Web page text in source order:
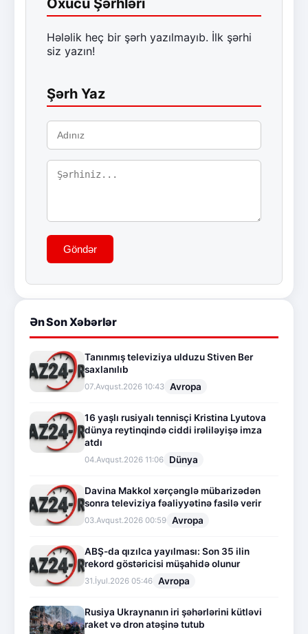
Hələlik heç bir şərh yazılmayıb. İlk şərhi
siz yazın!
Şərh Yaz
Göndər
Ən Son Xəbərlər
Tanınmış televiziya ulduzu Stiven Ber
saxlanılıb
07.Avqust.2026 10:43 Avropa
16 yaşlı rusiyalı tennisçi Kristina Lyutova
dünya reytinqində ciddi irəliləyişə imza
atdı
04.Avqust.2026 11:06 Dünya
Davina Makkol xərçənglə mübarizədən
sonra televiziya fəaliyyətinə fasilə verir
03.Avqust.2026 00:59 Avropa
ABŞ-da qızılca yayılması: Son 35 ilin
rekord göstəricisi müşahidə olunur
31.İyul.2026 05:46 Avropa
Rusiya Ukraynanın iri şəhərlərini kütləvi
raket və dron atəşinə tutub